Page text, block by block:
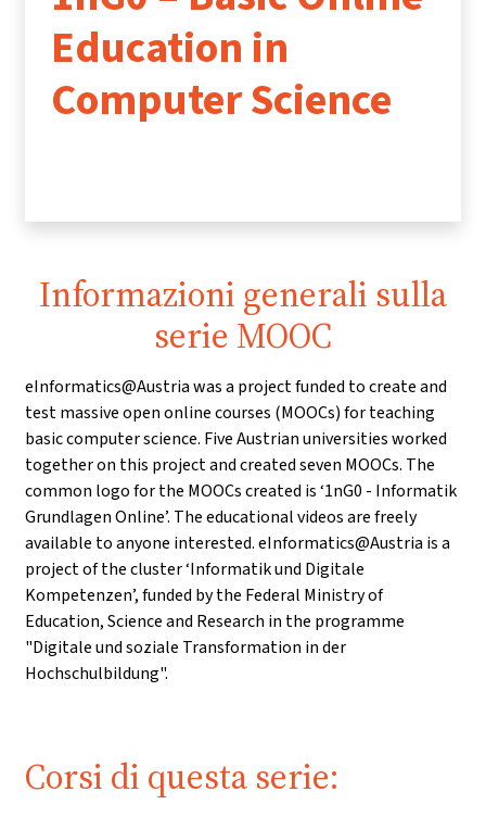
Education in
Computer Science
Informazioni generali sulla
serie MOOC
eInformatics@Austria was a project funded to create and
test massive open online courses (MOOCs) for teaching
basic computer science. Five Austrian universities worked
together on this project and created seven MOOCs. The
common logo for the MOOCs created is ‘1nG0 - Informatik
Grundlagen Online’. The educational videos are freely
available to anyone interested. eInformatics@Austria is a
project of the cluster ‘Informatik und Digitale
Kompetenzen’, funded by the Federal Ministry of
Education, Science and Research in the programme
"Digitale und soziale Transformation in der
Hochschulbildung".
Corsi di questa serie: